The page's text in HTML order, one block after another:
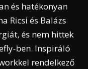
és hatékonyan
Ricsi és Balázs
és nem hittek
ben. Inspiráló
rendelkező